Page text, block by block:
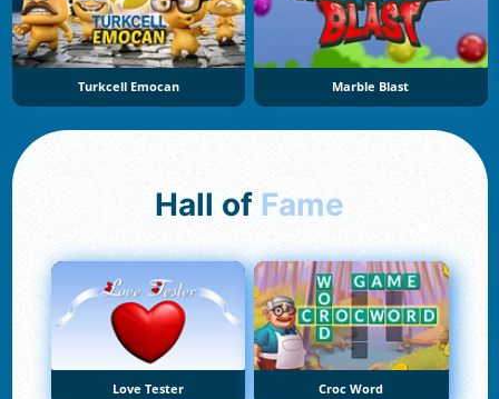
Turkcell Emocan Marble Blast
Hall of Fame
Love Tester Croc Word